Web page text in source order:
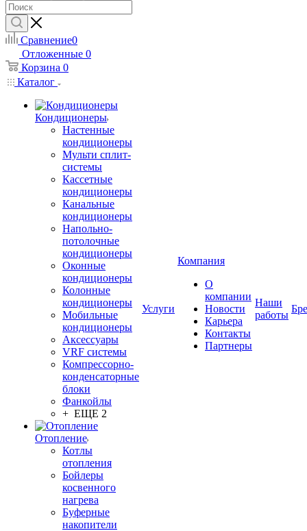
Сравнение0
Отложенные 0
Корзина 0
Каталог
Кондиционеры
Настенные
кондиционеры
Мульти сплит-
системы
Кассетные
кондиционеры
Канальные
кондиционеры
Напольно-
потолочные
кондиционеры
Оконные
кондиционеры
Колонные
кондиционеры
Мобильные
кондиционеры
Аксессуары
VRF системы
Компрессорно-
конденсаторные
блоки
Фанкойлы
+ ЕЩЕ 2
Отопление
Котлы
отопления
Бойлеры
косвенного
нагрева
Буферные
накопители
Услуги
Компания
О
компании
Новости
Карьера
Контакты
Партнеры
Наши
работы